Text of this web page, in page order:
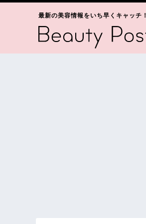
最新の美容情報をいち早くキャッチ！